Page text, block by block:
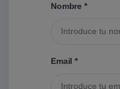
Nombre*
Email*